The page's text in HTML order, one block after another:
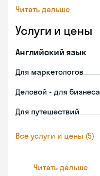
Читать дальше
Услуги и цены
Английский язык
Для маркетологов
Деловой - для бизнеса
Для путешествий
Все услуги и цены (5)
Читать дальше